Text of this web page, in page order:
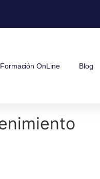
Formación OnLine Blog